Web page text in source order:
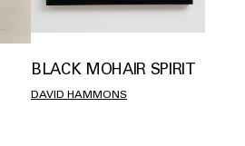
BLACK MOHAIR SPIRIT
DAVID HAMMONS